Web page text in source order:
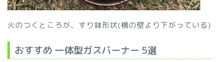
火のつくところが、すり鉢形状(横の壁より下がっている)
おすすめ 一体型ガスバーナー 5選